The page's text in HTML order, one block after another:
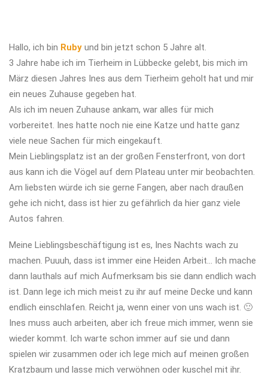
Hallo, ich bin Ruby und bin jetzt schon 5 Jahre alt.
3 Jahre habe ich im Tierheim in Lübbecke gelebt, bis mich im
März diesen Jahres Ines aus dem Tierheim geholt hat und mir
ein neues Zuhause gegeben hat.
Als ich im neuen Zuhause ankam, war alles für mich
vorbereitet. Ines hatte noch nie eine Katze und hatte ganz
viele neue Sachen für mich eingekauft.
Mein Lieblingsplatz ist an der großen Fensterfront, von dort
aus kann ich die Vögel auf dem Plateau unter mir beobachten.
Am liebsten würde ich sie gerne Fangen, aber nach draußen
gehe ich nicht, dass ist hier zu gefährlich da hier ganz viele
Autos fahren.
Meine Lieblingsbeschäftigung ist es, Ines Nachts wach zu
machen. Puuuh, dass ist immer eine Heiden Arbeit… Ich mache
dann lauthals auf mich Aufmerksam bis sie dann endlich wach
ist. Dann lege ich mich meist zu ihr auf meine Decke und kann
endlich einschlafen. Reicht ja, wenn einer von uns wach ist. 🙂
Ines muss auch arbeiten, aber ich freue mich immer, wenn sie
wieder kommt. Ich warte schon immer auf sie und dann
spielen wir zusammen oder ich lege mich auf meinen großen
Kratzbaum und lasse mich verwöhnen oder kuschel mit ihr.